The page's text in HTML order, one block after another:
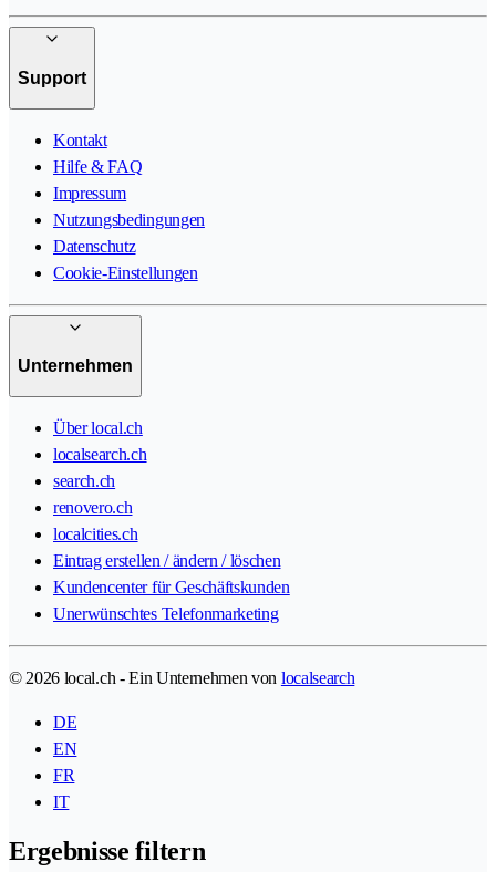
Support
Kontakt
Hilfe & FAQ
Impressum
Nutzungsbedingungen
Datenschutz
Cookie-Einstellungen
Unternehmen
Über local.ch
localsearch.ch
search.ch
renovero.ch
localcities.ch
Eintrag erstellen / ändern / löschen
Kundencenter für Geschäftskunden
Unerwünschtes Telefonmarketing
© 2026 local.ch - Ein Unternehmen von localsearch
DE
EN
FR
IT
Ergebnisse filtern